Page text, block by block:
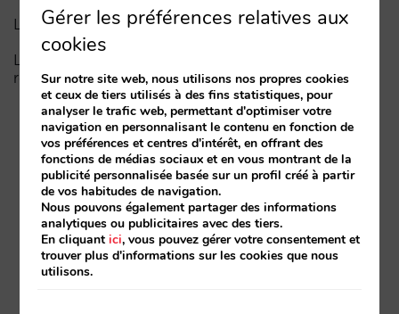
La fin de l’ère « Book on Metasearch »
Le funnel dans l’IA est cassé. La clé pour le réparer
réside dans la phase de considération
Gérer les préférences relatives aux
cookies
Sur notre site web, nous utilisons nos propres cookies
et ceux de tiers utilisés à des fins statistiques, pour
analyser le trafic web, permettant d'optimiser votre
navigation en personnalisant le contenu en fonction de
vos préférences et centres d'intérêt, en offrant des
fonctions de médias sociaux et en vous montrant de la
publicité personnalisée basée sur un profil créé à partir
de vos habitudes de navigation.
Nous pouvons également partager des informations
analytiques ou publicitaires avec des tiers.
En cliquantici, vous pouvez gérer votre consentement et
trouver plus d'informations sur les cookies que nous
utilisons.